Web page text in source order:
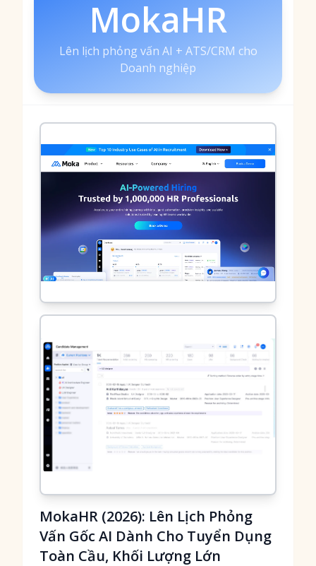
MokaHR
Lên lịch phỏng vấn AI + ATS/CRM cho
Doanh nghiệp
MokaHR (2026): Lên Lịch Phỏng
Vấn Gốc AI Dành Cho Tuyển Dụng
Toàn Cầu, Khối Lượng Lớn